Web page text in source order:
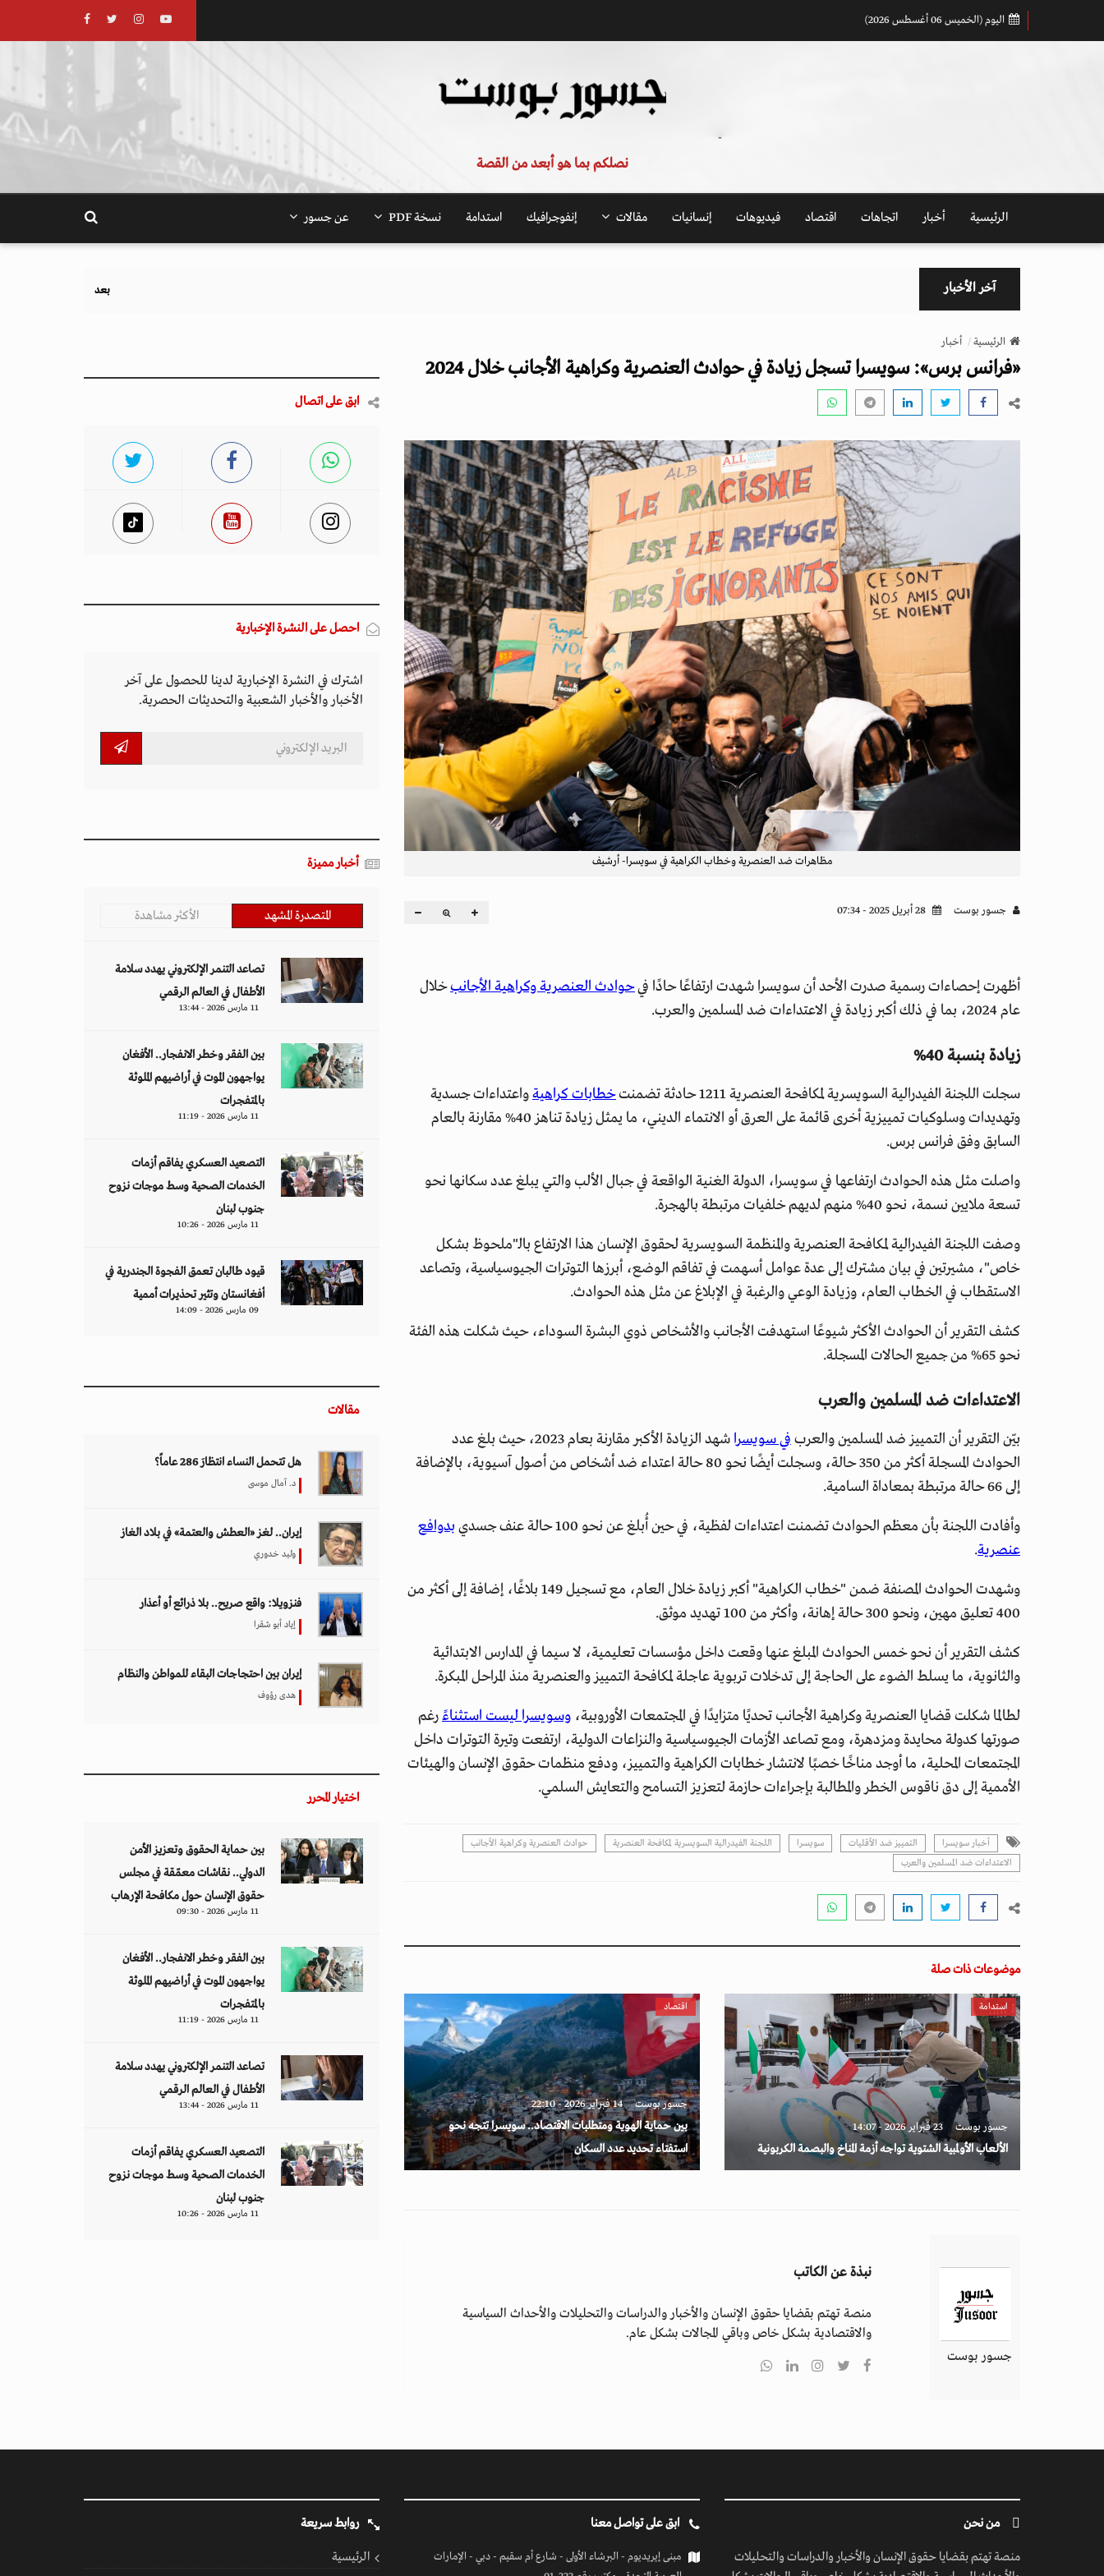
اليوم (الخميس 06 أغسطس 2026)
نصلكم بما هو أبعد من القصة
الرئيسية أخبار اتجاهات اقتصاد فيديوهات إنسانيات مقالات إنفوجرافيك استدامة نسخة PDF عن جسور
آخر الأخبار بعد تحذيرات أوروبية.. كيف يهدد نظام الغذاء
الرئيسية أخبار
«فرانس برس»: سويسرا تسجل زيادة في حوادث العنصرية وكراهية الأجانب خلال 2024
مظاهرات ضد العنصرية وخطاب الكراهية في سويسرا- أرشيف
جسور بوست
أظهرت إحصاءات رسمية صدرت الأحد أن سويسرا شهدت ارتفاعًا حادًا فيحوادث العنصرية وكراهية الأجانبخلال
عام 2024، بما في ذلك أكبر زيادة في الاعتداءات ضد المسلمين والعرب.
زيادة بنسبة 40%
سجلت اللجنة الفيدرالية السويسرية لمكافحة العنصرية 1211 حادثة تضمنت خطابات كراهيةواعتداءات جسدية
وتهديدات وسلوكيات تمييزية أخرى قائمة على العرق أو الانتماء الديني، ما يمثل زيادة تناهز 40% مقارنة بالعام
السابق وفق فرانس برس.
واصلت مثل هذه الحوادث ارتفاعها في سويسرا، الدولة الغنية الواقعة في جبال الألب والتي يبلغ عدد سكانها نحو
تسعة ملايين نسمة، نحو 40% منهم لديهم خلفيات مرتبطة بالهجرة.
وصفت اللجنة الفيدرالية لمكافحة العنصرية والمنظمة السويسرية لحقوق الإنسان هذا الارتفاع بالـ"ملحوظ بشكل
خاص"، مشيرتين في بيان مشترك إلى عدة عوامل أسهمت في تفاقم الوضع، أبرزها التوترات الجيوسياسية، وتصاعد
الاستقطاب في الخطاب العام، وزيادة الوعي والرغبة في الإبلاغ عن مثل هذه الحوادث.
كشف التقرير أن الحوادث الأكثر شيوعًا استهدفت الأجانب والأشخاص ذوي البشرة السوداء، حيث شكلت هذه الفئة
نحو 65% من جميع الحالات المسجلة.
الاعتداءات ضد المسلمين والعرب
بيّن التقرير أن التمييز ضد المسلمين والعربفي سويسرا
شهد الزيادة الأكبر مقارنة بعام 2023، حيث بلغ عدد
الحوادث المسجلة أكثر من 350 حالة، وسجلت أيضًا نحو 80 حالة اعتداء ضد أشخاص من أصول آسيوية، بالإضافة
إلى 66 حالة مرتبطة بمعاداة السامية.
وأفادت اللجنة بأن معظم الحوادث تضمنت اعتداءات لفظية، في حين أُبلغ عن نحو 100 حالة عنف جسدي
بدوافع
عنصرية.
وشهدت الحوادث المصنفة ضمن "خطاب الكراهية" أكبر زيادة خلال العام، مع تسجيل 149 بلاغًا، إضافة إلى أكثر من
400 تعليق مهين، ونحو 300 حالة إهانة، وأكثر من 100 تهديد موثق.
كشف التقرير أن نحو خمس الحوادث المبلغ عنها وقعت داخل مؤسسات تعليمية، لا سيما في المدارس الابتدائية
والثانوية، ما يسلط الضوء على الحاجة إلى تدخلات تربوية عاجلة لمكافحة التمييز والعنصرية منذ المراحل المبكرة.
لطالما شكلت قضايا العنصرية وكراهية الأجانب تحديًا متزايدًا في المجتمعات الأوروبية، وسويسرا ليست استثناءًرغم
صورتها كدولة محايدة ومزدهرة، ومع تصاعد الأزمات الجيوسياسية والنزاعات الدولية، ارتفعت وتيرة التوترات داخل
المجتمعات المحلية، ما أوجد مناخًا خصبًا لانتشار خطابات الكراهية والتمييز، ودفع منظمات حقوق الإنسان والهيئات
الأممية إلى دق ناقوس الخطر والمطالبة بإجراءات حازمة لتعزيز التسامح والتعايش السلمي.
أخبار سويسرا التمييز ضد الأقليات سويسرا اللجنة الفيدرالية السويسرية لمكافحة العنصرية
حوادث العنصرية وكراهية الأجانب
الاعتداءات ضد المسلمين والعرب
موضوعات ذات صلة
استدامة
جسور بوست 23 فبراير 2026 - 14:07
الألعاب الأولمبية الشتوية تواجه أزمة المناخ والبصمة الكربونية
اقتصاد
جسور بوست 14 فبراير 2026 - 22:10
بين حماية الهوية ومتطلبات الاقتصاد.. سويسرا تتجه نحو
استفتاء تحديد عدد السكان
جسور بوست
نبذة عن الكاتب
منصة تهتم بقضايا حقوق الإنسان والأخبار والدراسات والتحليلات والأحداث السياسية
والاقتصادية بشكل خاص وباقي المجالات بشكل عام.
ابق على اتصال
احصل على النشرة الإخبارية
اشترك في النشرة الإخبارية لدينا للحصول على آخر
الأخبار والأخبار الشعبية والتحديثات الحصرية.
أخبار مميزة
المتصدرة المشهد الأكثر مشاهدة
تصاعد التنمر الإلكتروني يهدد سلامة
الأطفال في العالم الرقمي
11 مارس 2026 - 13:44
بين الفقر وخطر الانفجار.. الأفغان
يواجهون الموت في أراضيهم الملوثة
بالمتفجرات
11 مارس 2026 - 11:19
التصعيد العسكري يفاقم أزمات
الخدمات الصحية وسط موجات نزوح
جنوب لبنان
11 مارس 2026 - 10:26
قيود طالبان تعمق الفجوة الجندرية في
أفغانستان وتثير تحذيرات أممية
09 مارس 2026 - 14:09
مقالات
هل تتحمل النساء انتظارَ 286 عاماً؟
د. آمال موسى
إيران.. لغز «العطش والعتمة» في بلاد الغاز
وليد خدوري
فنزويلا: واقع صريح.. بلا ذرائع أو أعذار
إياد أبو شقرا
إيران بين احتجاجات البقاء للمواطن والنظام
هدى رؤوف
اختيار المحرر
بين حماية الحقوق وتعزيز الأمن
الدولي.. نقاشات معمّقة في مجلس
حقوق الإنسان حول مكافحة الإرهاب
11 مارس 2026 - 09:30
بين الفقر وخطر الانفجار.. الأفغان
يواجهون الموت في أراضيهم الملوثة
بالمتفجرات
11 مارس 2026 - 11:19
تصاعد التنمر الإلكتروني يهدد سلامة
الأطفال في العالم الرقمي
11 مارس 2026 - 13:44
التصعيد العسكري يفاقم أزمات
الخدمات الصحية وسط موجات نزوح
جنوب لبنان
11 مارس 2026 - 10:26
من نحن
منصة تهتم بقضايا حقوق الإنسان والأخبار والدراسات والتحليلات
ابق على تواصل معنا
مبنى إيريديوم - البرشاء الأولى - شارع أم سقيم - دبي - الإمارات
روابط سريعة
الرئيسية